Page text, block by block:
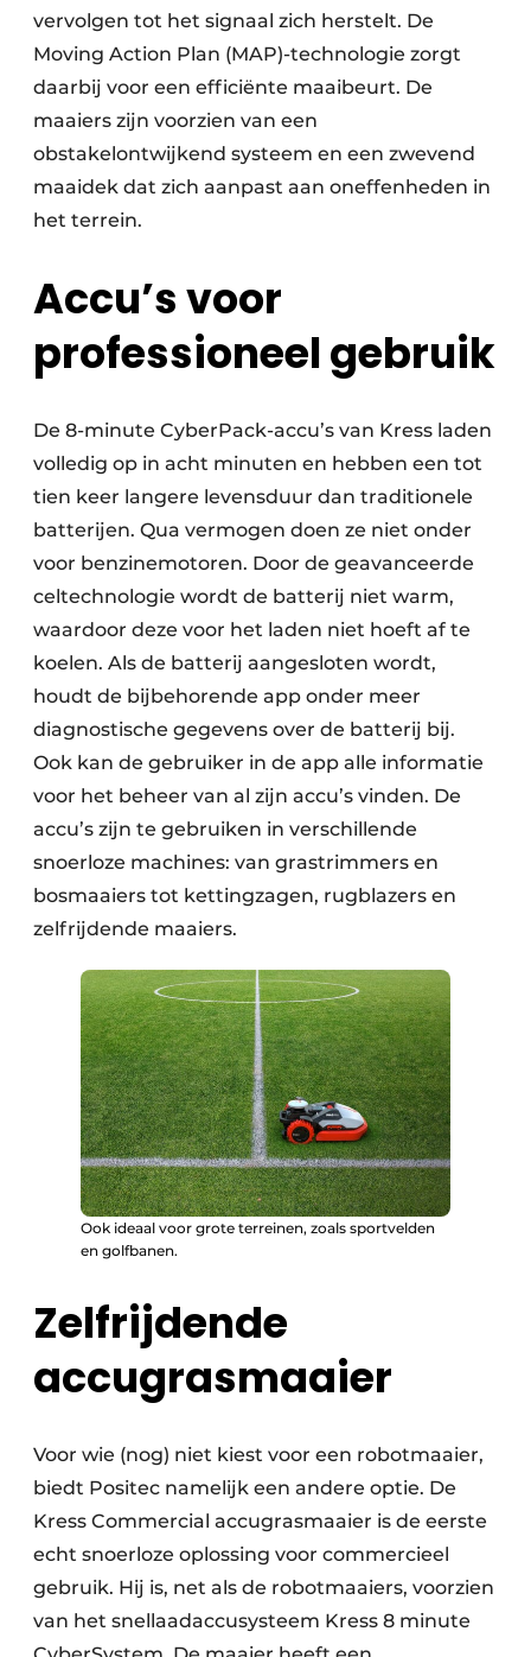
vervolgen tot het signaal zich herstelt. De
Moving Action Plan (MAP)-technologie zorgt
daarbij voor een efficiënte maaibeurt. De
maaiers zijn voorzien van een
obstakelontwijkend systeem en een zwevend
maaidek dat zich aanpast aan oneffenheden in
het terrein.
Accu’s voor
professioneel gebruik
De 8-minute CyberPack-accu’s van Kress laden
volledig op in acht minuten en hebben een tot
tien keer langere levensduur dan traditionele
batterijen. Qua vermogen doen ze niet onder
voor benzinemotoren. Door de geavanceerde
celtechnologie wordt de batterij niet warm,
waardoor deze voor het laden niet hoeft af te
koelen. Als de batterij aangesloten wordt,
houdt de bijbehorende app onder meer
diagnostische gegevens over de batterij bij.
Ook kan de gebruiker in de app alle informatie
voor het beheer van al zijn accu’s vinden. De
accu’s zijn te gebruiken in verschillende
snoerloze machines: van grastrimmers en
bosmaaiers tot kettingzagen, rugblazers en
zelfrijdende maaiers.
Ook ideaal voor grote terreinen, zoals sportvelden
en golfbanen.
Zelfrijdende
accugrasmaaier
Voor wie (nog) niet kiest voor een robotmaaier,
biedt Positec namelijk een andere optie. De
Kress Commercial accugrasmaaier is de eerste
echt snoerloze oplossing voor commercieel
gebruik. Hij is, net als de robotmaaiers, voorzien
van het snellaadaccusysteem Kress 8 minute